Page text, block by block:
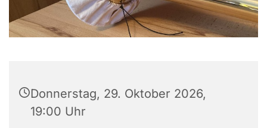
Donnerstag, 29. Oktober 2026,
19:00 Uhr